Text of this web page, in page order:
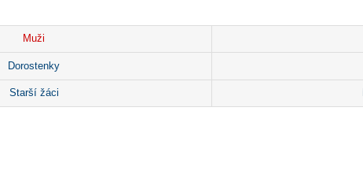
Muži
Dorostenky
Starší žáci